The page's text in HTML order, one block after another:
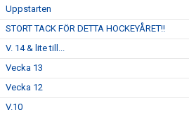
Uppstarten
STORT TACK FÖR DETTA HOCKEYÅRET!!
V. 14 & lite till...
Vecka 13
Vecka 12
V.10